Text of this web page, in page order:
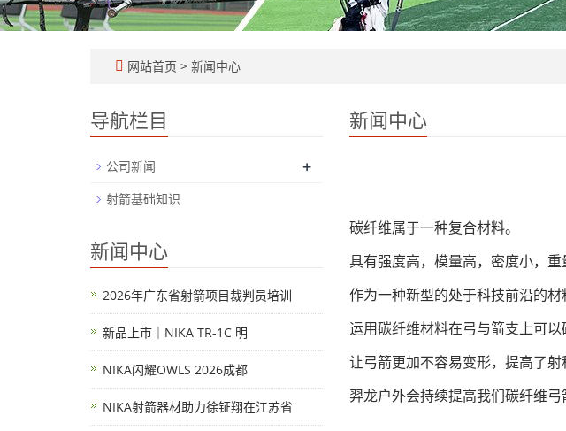
网站首页 > 新闻中心
新闻中心
碳纤维属于一种复合材料。
具有强度高，模量高，密度小，重
作为一种新型的处于科技前沿的材
运用碳纤维材料在弓与箭支上可以
让弓箭更加不容易变形，提高了射
羿龙户外会持续提高我们碳纤维
导航栏目
公司新闻 +
射箭基础知识
新闻中心
2026年广东省射箭项目裁判员培训
新品上市｜NIKA TR-1C 明
NIKA闪耀OWLS 2026成都
NIKA射箭器材助力徐钲翔在江苏省